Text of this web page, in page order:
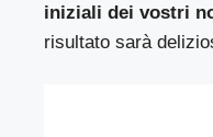
iniziali dei vostri
risultato sarà